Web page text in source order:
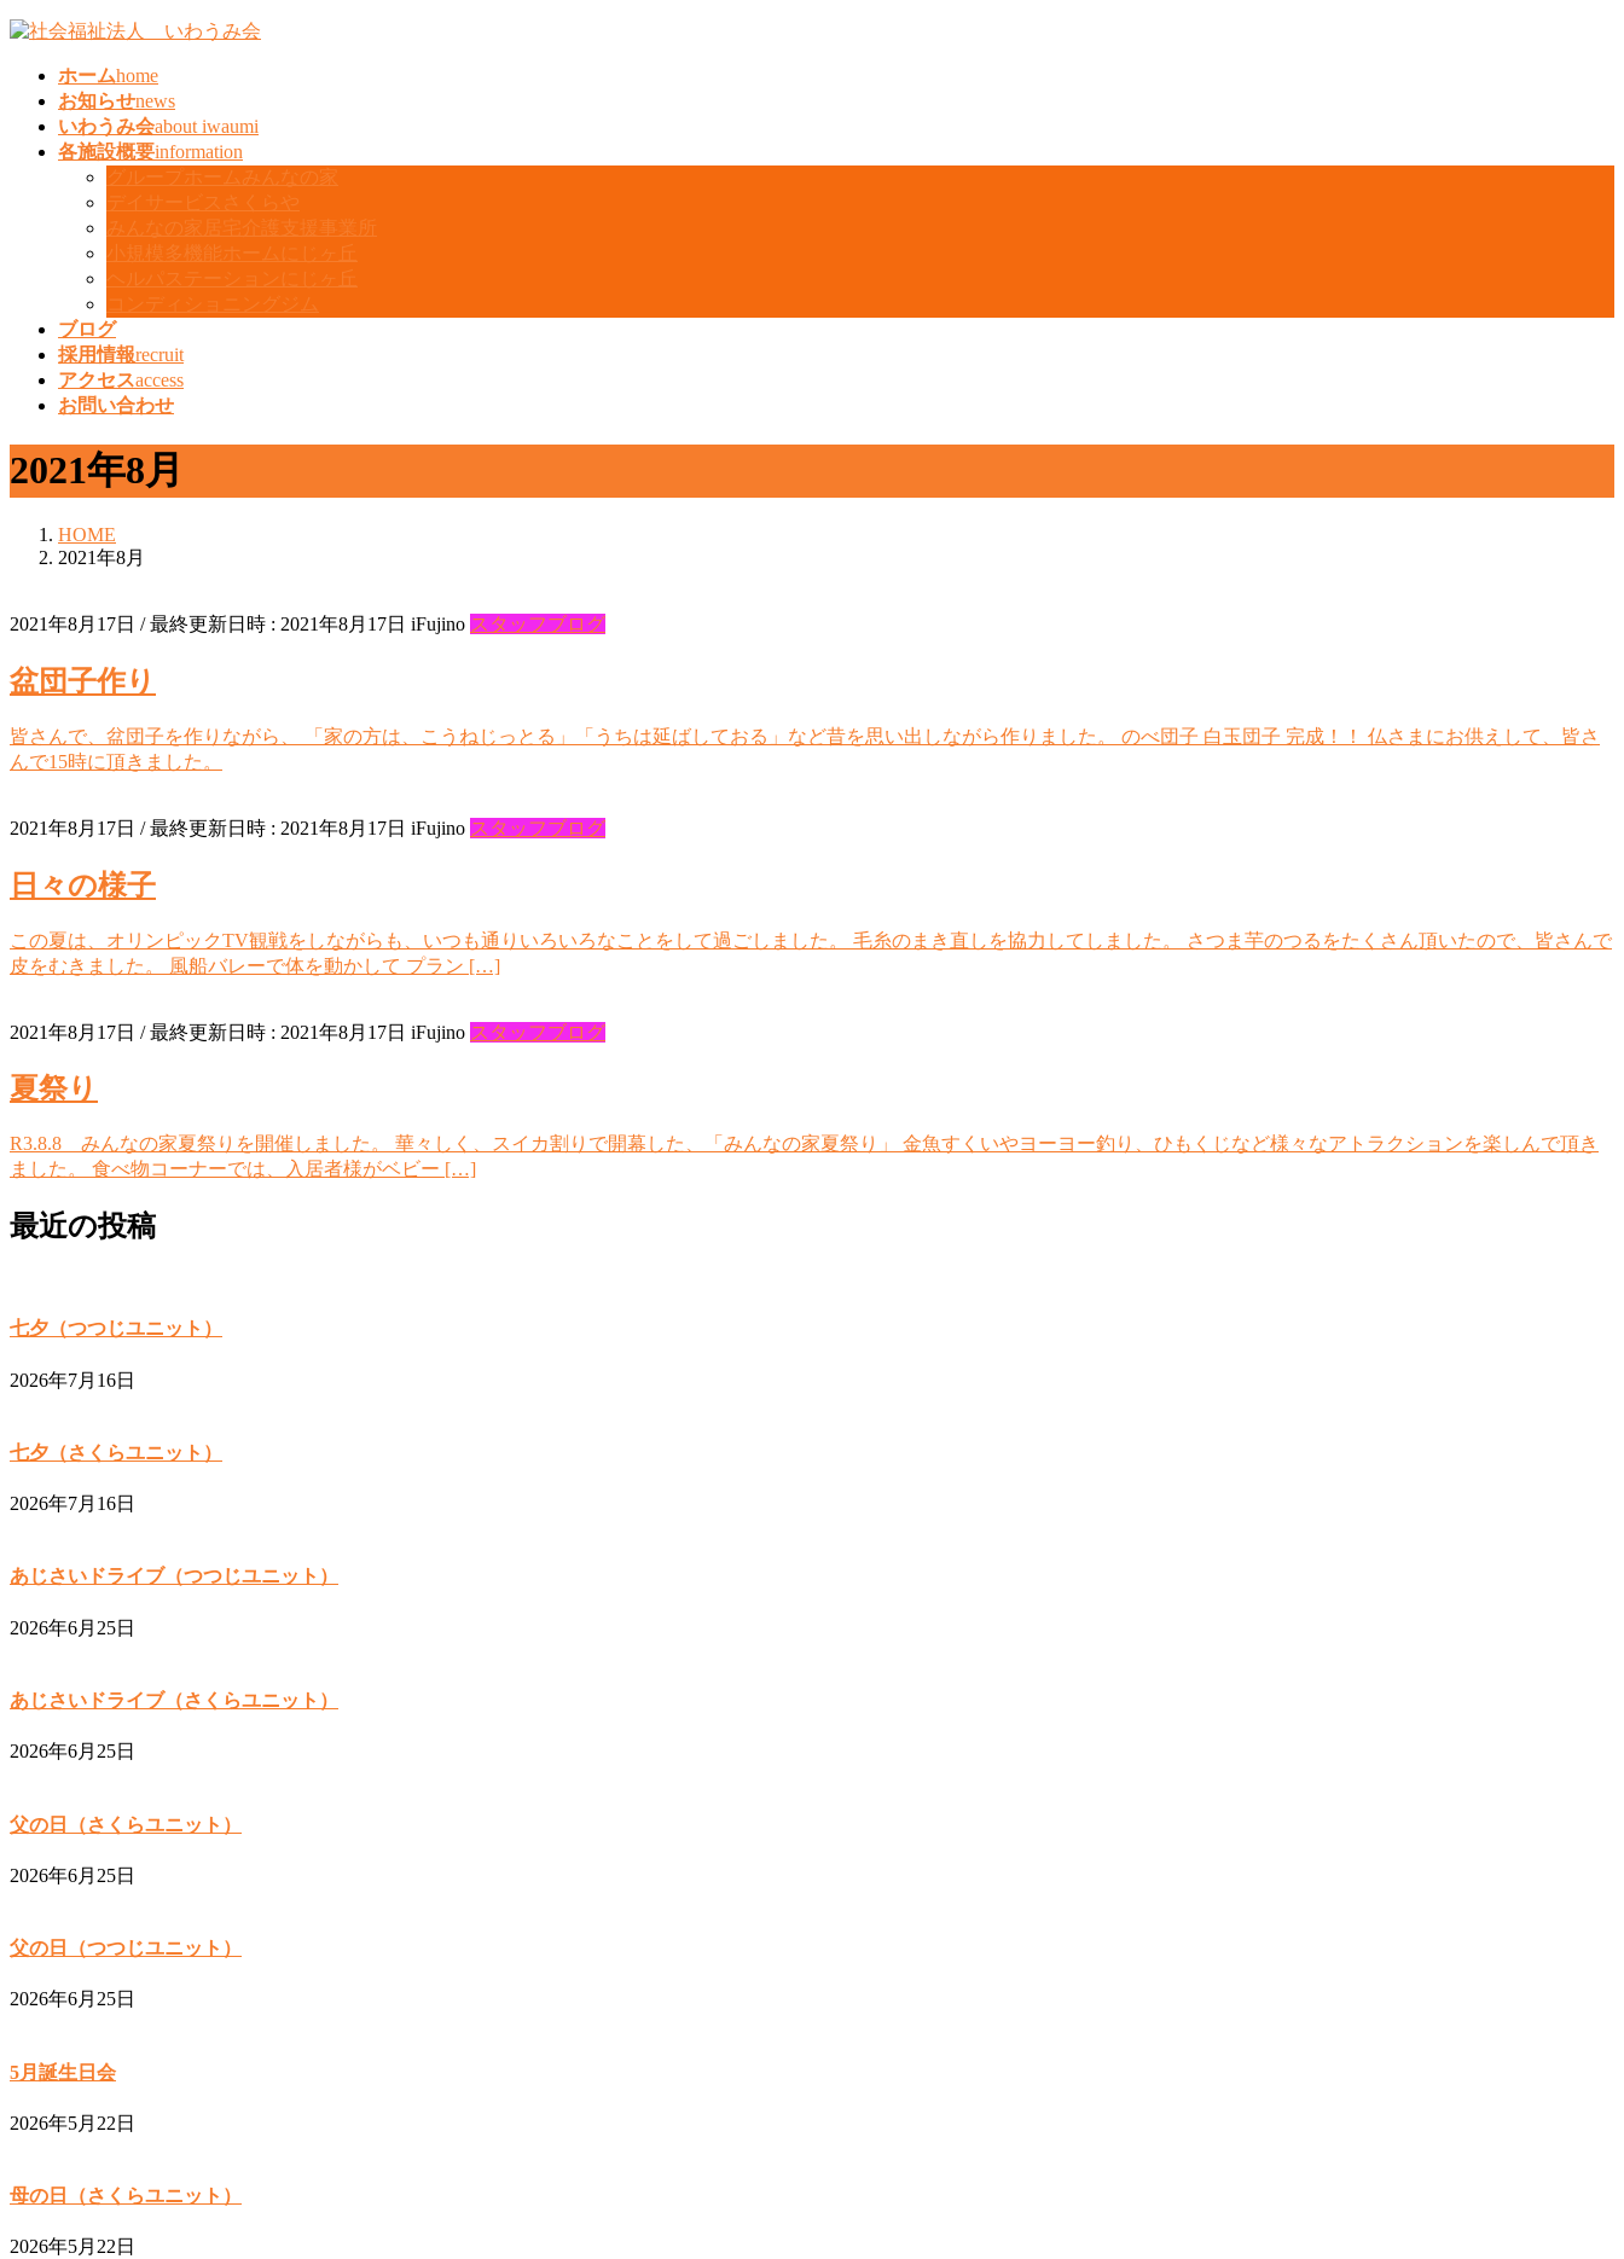
コ
ナ
ホームhome
お知らせnews
いわうみ会about iwaumi
各施設概要information
グループホームみんなの家
デイサービスさくらや
みんなの家居宅介護支援事業所
小規模多機能ホームにじヶ丘
ヘルパステーションにじヶ丘
コンディショニングジム
ブログ
採用情報recruit
アクセスaccess
お問い合わせ
2021年8月
HOME
2021年8月
2021年8月17日 / 最終更新日時 : 2021年8月17日 iFujino スタッフブログ
盆団子作り
皆さんで、盆団子を作りながら、 「家の方は、こうねじっとる」「うちは延ばしておる」など昔を思い出しながら作りました。 のべ団子 白玉団子 完成！！ 仏さまにお供えして、皆さ
んで15時に頂きました。
2021年8月17日 / 最終更新日時 : 2021年8月17日 iFujino スタッフブログ
日々の様子
この夏は、オリンピックTV観戦をしながらも、いつも通りいろいろなことをして過ごしました。 毛糸のまき直しを協力してしました。 さつま芋のつるをたくさん頂いたので、皆さんで
皮をむきました。 風船バレーで体を動かして プラン […]
2021年8月17日 / 最終更新日時 : 2021年8月17日 iFujino スタッフブログ
夏祭り
R3.8.8 みんなの家夏祭りを開催しました。 華々しく、スイカ割りで開幕した、「みんなの家夏祭り」 金魚すくいやヨーヨー釣り、ひもくじなど様々なアトラクションを楽しんで頂き
ました。 食べ物コーナーでは、入居者様がベビー […]
最近の投稿
七夕（つつじユニット）
2026年7月16日
七夕（さくらユニット）
2026年7月16日
あじさいドライブ（つつじユニット）
2026年6月25日
あじさいドライブ（さくらユニット）
2026年6月25日
父の日（さくらユニット）
2026年6月25日
父の日（つつじユニット）
2026年6月25日
5月誕生日会
2026年5月22日
母の日（さくらユニット）
2026年5月22日